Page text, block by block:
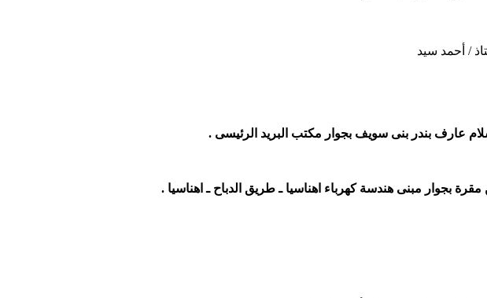
/ أحمد سيد
عارف بندر بنى سويف بجوار مكتب البريد الرئيسى .
مقرة بجوار مبنى هندسة كهرباء اهناسيا ـ طريق الدباح ـ اهناسيا .